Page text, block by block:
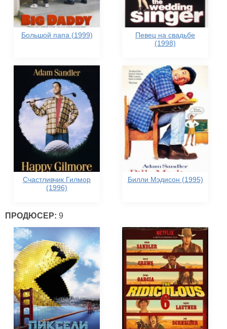
Большой папа (1999)
Певец на свадьбе
(1998)
Счастливчик Гилмор
(1996)
Билли Мэдисон (1995)
ПРОДЮСЕР: 9